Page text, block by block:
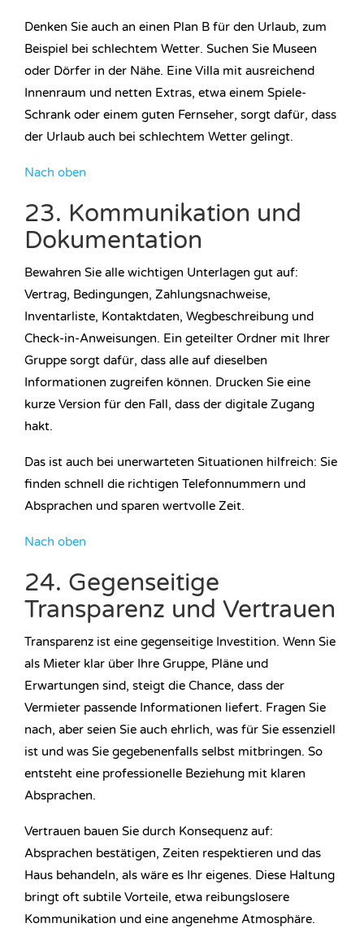
Denken Sie auch an einen Plan B für den Urlaub, zum
Beispiel bei schlechtem Wetter. Suchen Sie Museen
oder Dörfer in der Nähe. Eine Villa mit ausreichend
Innenraum und netten Extras, etwa einem Spiele-
Schrank oder einem guten Fernseher, sorgt dafür, dass
der Urlaub auch bei schlechtem Wetter gelingt.
Nach oben
23. Kommunikation und
Dokumentation
Bewahren Sie alle wichtigen Unterlagen gut auf:
Vertrag, Bedingungen, Zahlungsnachweise,
Inventarliste, Kontaktdaten, Wegbeschreibung und
Check-in-Anweisungen. Ein geteilter Ordner mit Ihrer
Gruppe sorgt dafür, dass alle auf dieselben
Informationen zugreifen können. Drucken Sie eine
kurze Version für den Fall, dass der digitale Zugang
hakt.
Das ist auch bei unerwarteten Situationen hilfreich: Sie
finden schnell die richtigen Telefonnummern und
Absprachen und sparen wertvolle Zeit.
Nach oben
24. Gegenseitige
Transparenz und Vertrauen
Transparenz ist eine gegenseitige Investition. Wenn Sie
als Mieter klar über Ihre Gruppe, Pläne und
Erwartungen sind, steigt die Chance, dass der
Vermieter passende Informationen liefert. Fragen Sie
nach, aber seien Sie auch ehrlich, was für Sie essenziell
ist und was Sie gegebenenfalls selbst mitbringen. So
entsteht eine professionelle Beziehung mit klaren
Absprachen.
Vertrauen bauen Sie durch Konsequenz auf:
Absprachen bestätigen, Zeiten respektieren und das
Haus behandeln, als wäre es Ihr eigenes. Diese Haltung
bringt oft subtile Vorteile, etwa reibungslosere
Kommunikation und eine angenehme Atmosphäre.